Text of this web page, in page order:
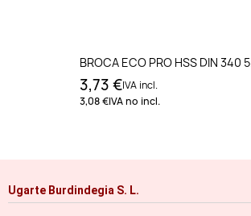
BROCA ECO PRO HSS DIN 340
3,73 €IVA incl.
3,08 €IVA no incl.
Ugarte Burdindegia S. L.